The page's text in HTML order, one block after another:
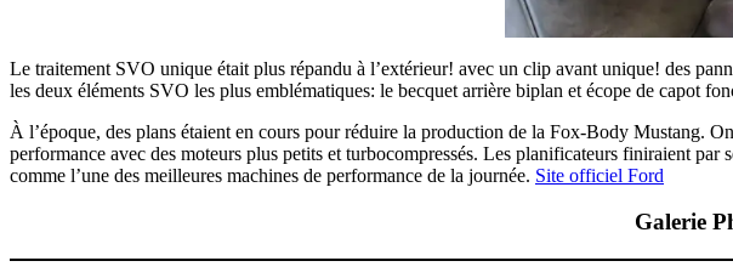
Le traitement SVO unique était plus répandu à l’extérieur! avec un clip avant unique! des
les deux éléments SVO les plus emblématiques: le becquet arrière biplan et écope de capot
À l’époque, des plans étaient en cours pour réduire la production de la Fox-Body Mustang.
performance avec des moteurs plus petits et turbocompressés. Les planificateurs finiraient
comme l’une des meilleures machines de performance de la journée. Site officiel Ford
Galerie